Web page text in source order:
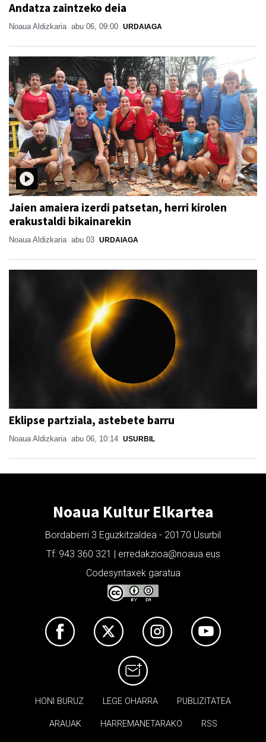
Andatza zaintzeko deia
Noaua Aldizkaria abu 06, 09:00 URDAIAGA
Jaien amaiera izerdi patsetan, herri kirolen
erakustaldi bikainarekin
Noaua Aldizkaria abu 03 URDAIAGA
Eklipse partziala, astebete barru
Noaua Aldizkaria abu 06, 10:14 USURBIL
Noaua Kultur Elkartea
Bordaberri 3 Eguzkitzaldea - 20170 Usurbil
Tf: 943 360 321 | erredakzioa@noaua.eus
Codesyntaxek garatua
HONI BURUZ LEGE OHARRA PUBLIZITATEA
ARAUAK HARREMANETARAKO RSS